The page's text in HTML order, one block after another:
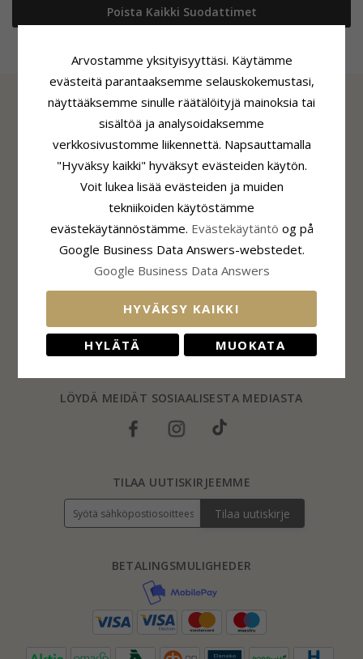
Poista Kaikki Suodattimet
TIEDOT
Tietoa CHANTISTA
CHANTI Club
Yhteystiedot
Sivuston eväste- ja yksityisyyskäytäntö
Suostumusasetukset
ASIAKASPALVELU
Sormuskoot
Blog
FAQs
LÖYDÄ MEIDÄT SOSIAALISESTA MEDIASTA
BETALINGSMULIGHEDER
TILAA UUTISKIRJEEMME
Tilaa uutiskirje
Arvostamme yksityisyyttäsi. Käytämme
evästeitä parantaaksemme selauskokemustasi,
näyttääksemme sinulle räätälöityjä mainoksia tai
sisältöä ja analysoidaksemme
verkkosivustomme liikennettä. Napsauttamalla
"Hyväksy kaikki" hyväksyt evästeiden käytön.
Voit lukea lisää evästeiden ja muiden
tekniikoiden käytöstämme
evästekäytännöstämme. Evästekäytäntö og på
Google Business Data Answers-webstedet.
Google Business Data Answers
HYVÄKSY KAIKKI
HYLÄTÄ MUOKATA